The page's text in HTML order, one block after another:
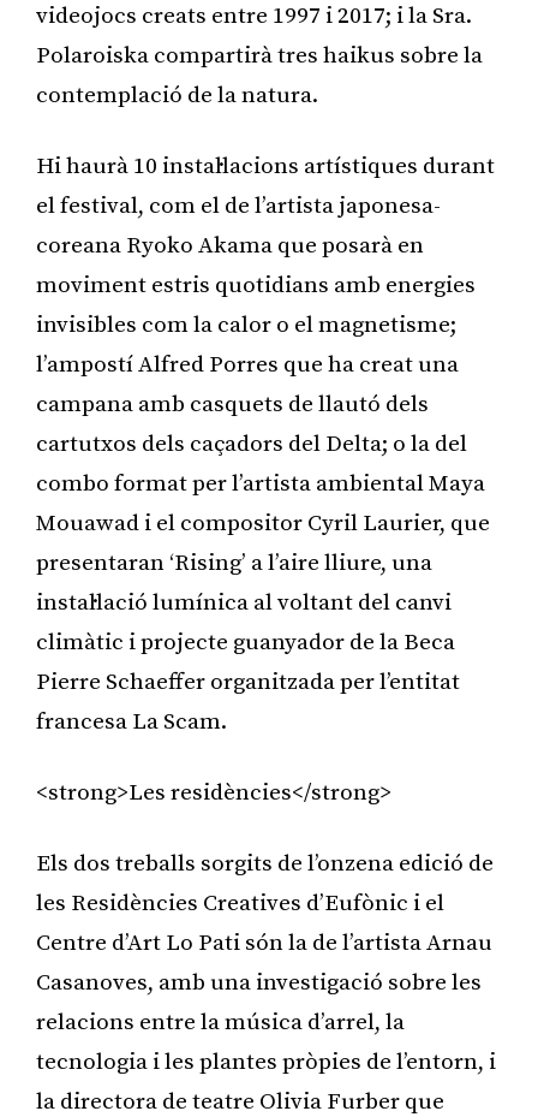
videojocs creats entre 1997 i 2017; i la Sra.
Polaroiska compartirà tres haikus sobre la
contemplació de la natura.
Hi haurà 10 instal·lacions artístiques durant
el festival, com el de l’artista japonesa-
coreana Ryoko Akama que posarà en
moviment estris quotidians amb energies
invisibles com la calor o el magnetisme;
l’ampostí Alfred Porres que ha creat una
campana amb casquets de llautó dels
cartutxos dels caçadors del Delta; o la del
combo format per l’artista ambiental Maya
Mouawad i el compositor Cyril Laurier, que
presentaran ‘Rising’ a l’aire lliure, una
instal·lació lumínica al voltant del canvi
climàtic i projecte guanyador de la Beca
Pierre Schaeffer organitzada per l’entitat
francesa La Scam.
<strong>Les residències</strong>
Els dos treballs sorgits de l’onzena edició de
les Residències Creatives d’Eufònic i el
Centre d’Art Lo Pati són la de l’artista Arnau
Casanoves, amb una investigació sobre les
relacions entre la música d’arrel, la
tecnologia i les plantes pròpies de l’entorn, i
la directora de teatre Olivia Furber que